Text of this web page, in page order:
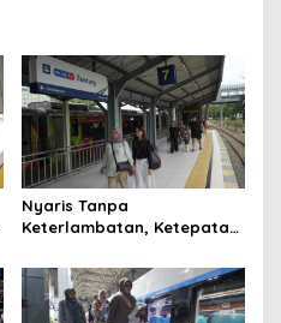
Nyaris Tanpa
Keterlambatan, Ketepatan
Tembus 99,85 Persen